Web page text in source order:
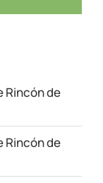
Rincón de
Rincón de